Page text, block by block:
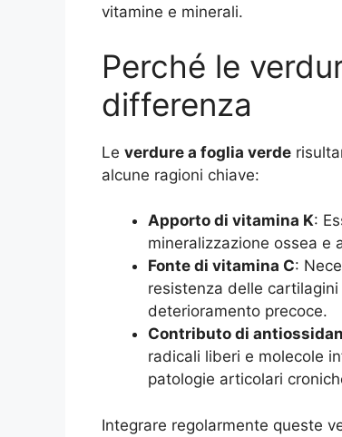
vitamine e minerali.
Perché le
differenza
Le verdure a foglia verde
alcune ragioni chiave:
Apporto di vitamina K:
mineralizzazione ossea e
Fonte di vitamina C:
resistenza delle
deterioramento precoce.
Contributo di
radicali liberi e molecole
patologie articolari
Integrare regolarmente queste